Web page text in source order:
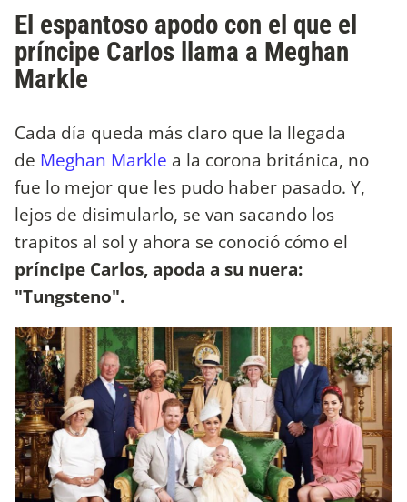
El espantoso apodo con el que el
príncipe Carlos llama a Meghan
Markle
Cada día queda más claro que la llegada
de Meghan Markle a la corona británica, no
fue lo mejor que les pudo haber pasado. Y,
lejos de disimularlo, se van sacando los
trapitos al sol y ahora se conoció cómo el
príncipe Carlos, apoda a su nuera:
"Tungsteno".